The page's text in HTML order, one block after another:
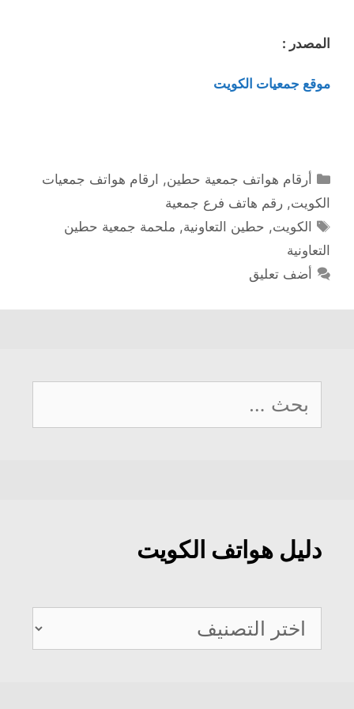
المصدر :
موقع جمعيات الكويت
التصنيفات
أرقام هواتف جمعية حطين, ارقام هواتف جمعيات
الكويت, رقم هاتف فرع جمعية
الوسوم
الكويت, حطين التعاونية, ملحمة جمعية حطين
التعاونية
أضف تعليق
البحث
عن:
دليل هواتف الكويت
دليل
هواتف